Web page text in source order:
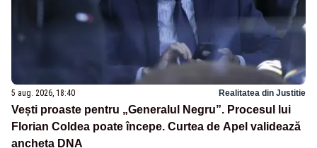
5 aug. 2026, 18:40 Realitatea din Justitie
Vești proaste pentru „Generalul Negru”. Procesul lui
Florian Coldea poate începe. Curtea de Apel validează
ancheta DNA